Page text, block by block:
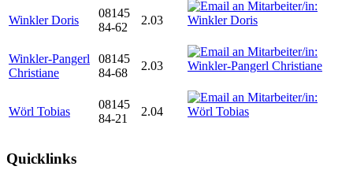
Winkler Doris
08145
84-62
2.03
Winkler-Pangerl
Christiane
08145
84-68
2.03
Wörl Tobias
08145
84-21
2.04
Quicklinks